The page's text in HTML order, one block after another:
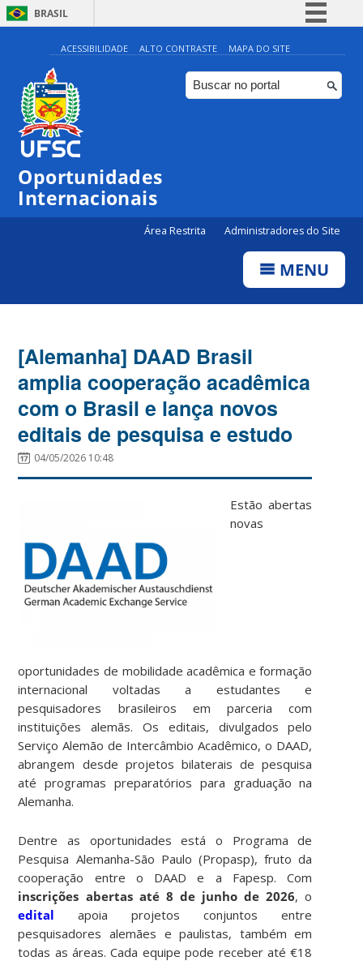
BRASIL
Simplifique!
Comunica BR
Participe
ACESSIBILIDADE ALTO CONTRASTE MAPA DO SITE
Oportunidades
Internacionais
Área Restrita Administradores do Site
MENU
[Alemanha] DAAD Brasil
amplia cooperação acadêmica
com o Brasil e lança novos
editais de pesquisa e estudo
04/05/2026 10:48
Estão abertas
novas
oportunidades de mobilidade acadêmica e formação
internacional voltadas a estudantes e
pesquisadores brasileiros em parceria com
instituições alemãs. Os editais, divulgados pelo
Serviço Alemão de Intercâmbio Acadêmico, o DAAD,
abrangem desde projetos bilaterais de pesquisa
até programas preparatórios para graduação na
Alemanha.
Dentre as oportunidades está o Programa de
Pesquisa Alemanha-São Paulo (Propasp), fruto da
cooperação entre o DAAD e a Fapesp. Com
inscrições abertas até 8 de junho de 2026, o
edital apoia projetos conjuntos entre
pesquisadores alemães e paulistas, também em
todas as áreas. Cada equipe pode receber até €18